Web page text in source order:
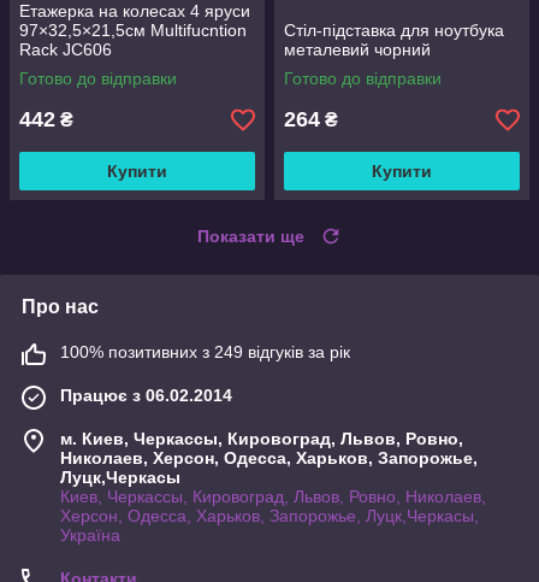
Етажерка на колесах 4 яруси
97×32,5×21,5см Multifucntion
Rack JC606
Готово до відправки
442 ₴
Купити
Стіл-підставка для ноутбука
металевий чорний
Готово до відправки
264 ₴
Купити
Показати ще
Про нас
100% позитивних з 249 відгуків за рік
Працює з 06.02.2014
м. Киев, Черкассы, Кировоград, Львов, Ровно,
Николаев, Херсон, Одесса, Харьков, Запорожье,
Луцк,Черкасы
Киев, Черкассы, Кировоград, Львов, Ровно, Николаев,
Херсон, Одесса, Харьков, Запорожье, Луцк,Черкасы,
Україна